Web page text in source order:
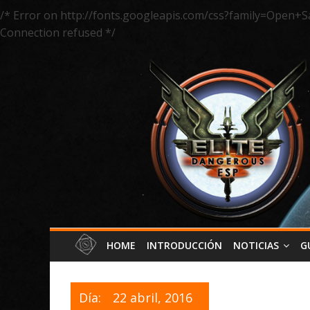
/* Error on http://fonts.googleapis.com/
Connection refused */
HOME INTRODUCCIÓN NOTICIAS
Día: 22 abril, 2016